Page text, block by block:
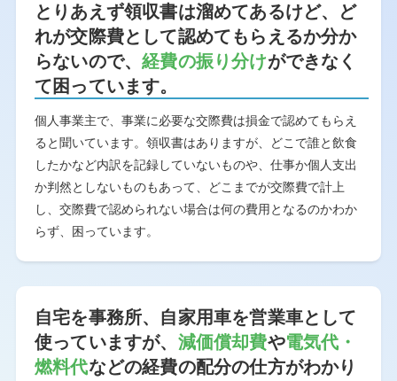
とりあえず領収書は溜めてあるけど、ど
れが交際費として認めてもらえるか分か
らないので、経費の振り分けができなく
て困っています。
個人事業主で、事業に必要な交際費は損金で認めてもらえ
ると聞いています。領収書はありますが、どこで誰と飲食
したかなど内訳を記録していないものや、仕事か個人支出
か判然としないものもあって、どこまでが交際費で計上
し、交際費で認められない場合は何の費用となるのかわか
らず、困っています。
自宅を事務所、自家用車を営業車として
使っていますが、 減価償却費や電気代・
燃料代などの経費の配分の仕方がわかり